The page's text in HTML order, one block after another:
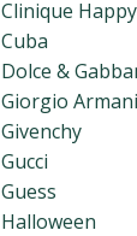
Clinique Happy
Cuba
Dolce &
Giorgio Armani
Givenchy
Gucci
Guess
Halloween